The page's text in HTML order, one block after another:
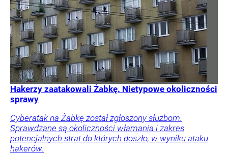
Hakerzy zaatakowali Żabkę. Nietypowe okoliczności
sprawy
Cyberatak na Żabkę został zgłoszony służbom.
Sprawdzane są okoliczności włamania i zakres
potencjalnych strat do których doszło, w wyniku ataku
hakerów.